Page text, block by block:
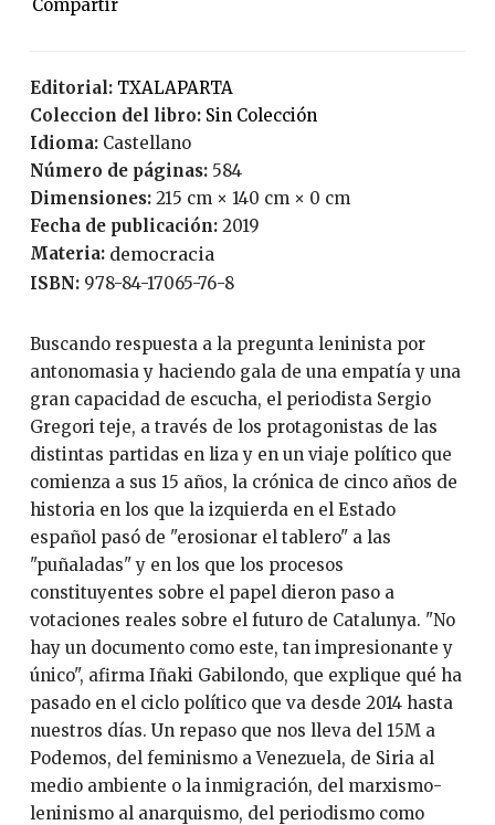
Editorial:
TXALAPARTA
Coleccion del libro:
Sin Colección
Idioma:
Castellano
Número de páginas:
584
Dimensiones: 215 cm × 140 cm × 0 cm
Fecha de publicación:
2019
Materia: democracia
ISBN: 978-84-17065-76-8
Buscando respuesta a la pregunta leninista por
antonomasia y haciendo gala de una empatía y una
gran capacidad de escucha, el periodista Sergio
Gregori teje, a través de los protagonistas de las
distintas partidas en liza y en un viaje político que
comienza a sus 15 años, la crónica de cinco años de
historia en los que la izquierda en el Estado
español pasó de "erosionar el tablero" a las
"puñaladas" y en los que los procesos
constituyentes sobre el papel dieron paso a
votaciones reales sobre el futuro de Catalunya. "No
hay un documento como este, tan impresionante y
único", afirma Iñaki Gabilondo, que explique qué ha
pasado en el ciclo político que va desde 2014 hasta
nuestros días. Un repaso que nos lleva del 15M a
Podemos, del feminismo a Venezuela, de Siria al
medio ambiente o la inmigración, del marxismo-
leninismo al anarquismo, del periodismo como